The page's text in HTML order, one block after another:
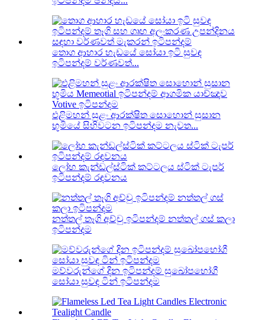
තොග ආහාර හැඩයේ සෝයා ඉටි සුවඳ
ඉටිපන්දම් වර්ණවත්...
එළිමහන් සුළං ආරක්ෂිත සොහොන් සුසාන
භූමියේ සිහිවටන ඉටිපන්දම නැවත...
ලෝහ කැන්ඩල්ස්ටික් කට්ටලය ස්ටික් ටැපර්
ඉටිපන්දම් රඳවනය
නත්තල් තෑගි අච්චු ඉටිපන්දම් නත්තල් ගස් කලා
ඉටිපන්දම
මව්වරුන්ගේ දින ඉටිපන්දම් සුඛෝපභෝගී
සෝයා සුවඳ ටින් ඉටිපන්දම